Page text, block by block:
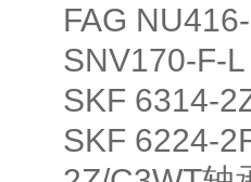
FAG
SNV170-F-
SKF 6314-
SKF 6224-